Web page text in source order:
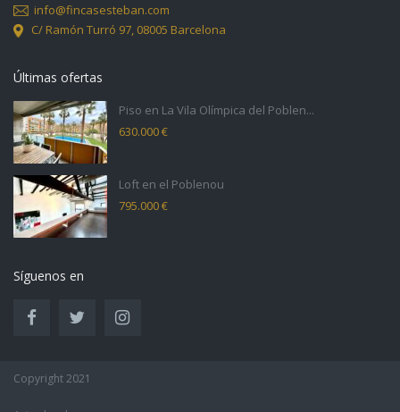
info@fincasesteban.com
C/ Ramón Turró 97, 08005 Barcelona
Últimas ofertas
Piso en La Vila Olímpica del Poblen...
630.000 €
Loft en el Poblenou
795.000 €
Síguenos en
Copyright 2021